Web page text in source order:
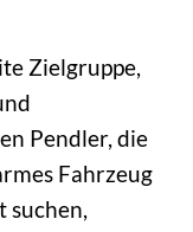
Zielgruppe,
Pendler, die
Fahrzeug
suchen,